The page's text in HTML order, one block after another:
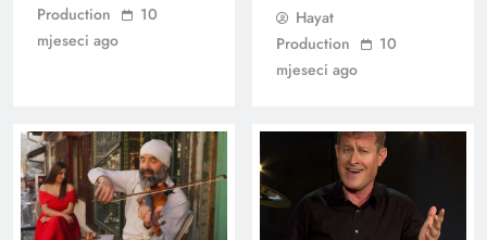
Production
10
mjeseci ago
Hayat
Production
10
mjeseci ago